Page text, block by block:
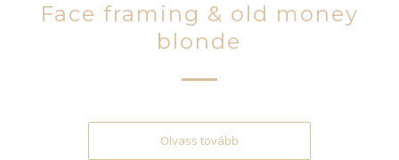
Face framing & old money
blonde
Olvass tovább